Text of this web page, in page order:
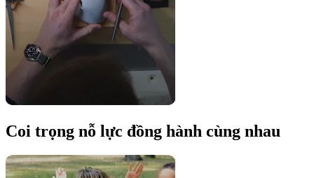
Coi trọng nỗ lực đồng hành cùng nhau